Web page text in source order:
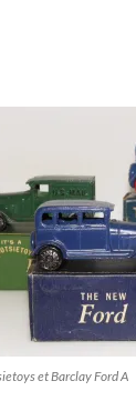
et Barclay Ford A